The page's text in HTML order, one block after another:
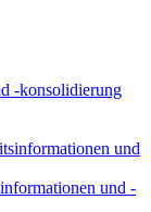
-konsolidierung
und
und -